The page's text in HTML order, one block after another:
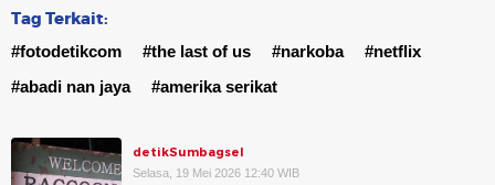
Tag Terkait:
#fotodetikcom #the last of us #narkoba
#netflix
#abadi nan jaya
#amerika serikat
detikSumbagsel
Selasa, 19 Mei 2026 12:40 WIB